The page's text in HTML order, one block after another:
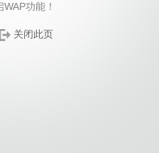
功能！
关闭此页